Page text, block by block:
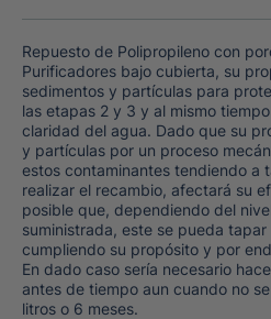
Repuesto de Polipropileno con
Purificadores bajo cubierta, su
sedimentos y partículas para
las etapas 2 y 3 y al mismo
claridad del agua. Dado que su
y partículas por un proceso
estos contaminantes tendiendo a
realizar el recambio, afectará su
posible que, dependiendo del
suministrada, este se pueda
cumpliendo su propósito y por
En dado caso sería necesario
antes de tiempo aun cuando no
litros o 6 meses.